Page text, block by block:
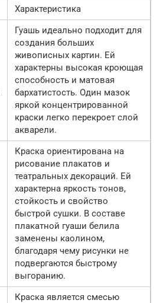
Характеристика
Гуашь идеально подходит для
создания больших
живописных картин. Ей
характерны высокая кроющая
способность и матовая
бархатистость. Один мазок
яркой концентрированной
краски легко перекроет слой
акварели.
Краска ориентирована на
рисование плакатов и
театральных декораций. Ей
характерна яркость тонов,
стойкость и свойство
быстрой сушки. В составе
плакатной гуаши белила
заменены каолином,
благодаря чему рисунки не
подвергаются быстрому
выгоранию.
Краска является смесью